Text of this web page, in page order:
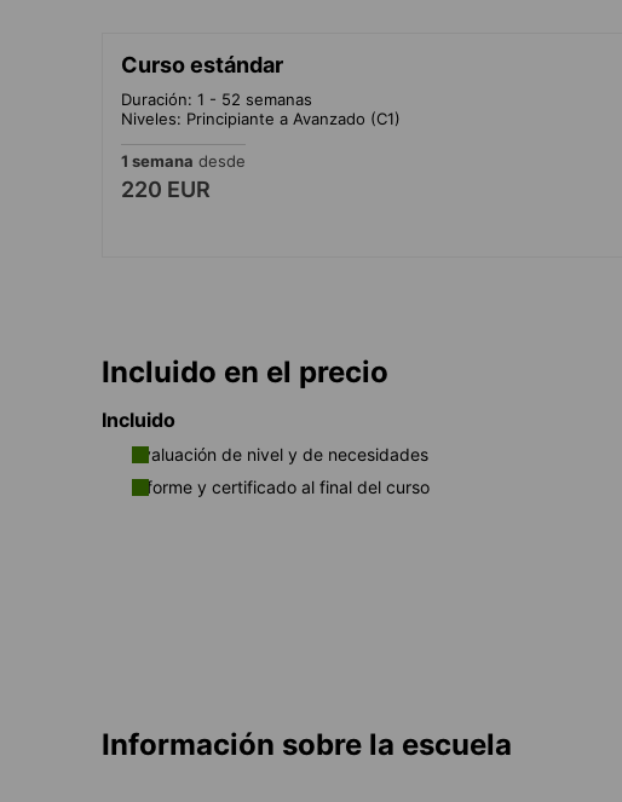
Curso estándar
Duración: 1 - 52 semanas
Niveles: Principiante a Avanzado (C1)
1 semana desde
220 EUR
Incluido en el precio
Incluido
Evaluación de nivel y de necesidades
Informe y certificado al final del curso
Información sobre la escuela